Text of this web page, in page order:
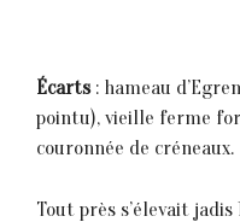
Écarts: hameau
pointu), vieille ferme
couronnée de créneaux.
Tout près s’élevait